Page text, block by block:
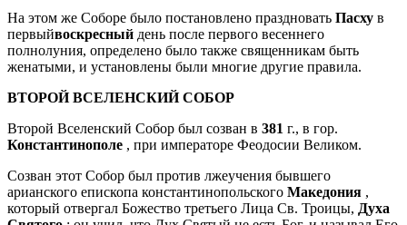
На этом же Соборе было постановлено праздновать Пасху в
первыйвоскресный день после первого весеннего
полнолуния, определено было также священникам быть
женатыми, и установлены были многие другие правила.
ВТОРОЙ ВСЕЛЕНСКИЙ СОБОР
Второй Вселенский Собор был созван в 381 г., в гор.
Константинополе , при императоре Феодосии Великом.
Созван этот Собор был против лжеучения бывшего
арианского епископа константинопольского Македония ,
который отвергал Божество третьего Лица Св. Троицы, Духа